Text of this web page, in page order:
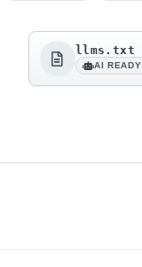
llms.txt
AI READY